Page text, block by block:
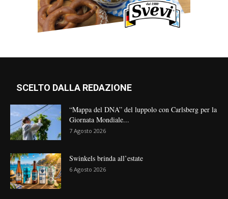
SCELTO DALLA REDAZIONE
“Mappa del DNA” del luppolo con Carlsberg per la
Giornata Mondiale...
7 Agosto 2026
Swinkels brinda all’estate
6 Agosto 2026